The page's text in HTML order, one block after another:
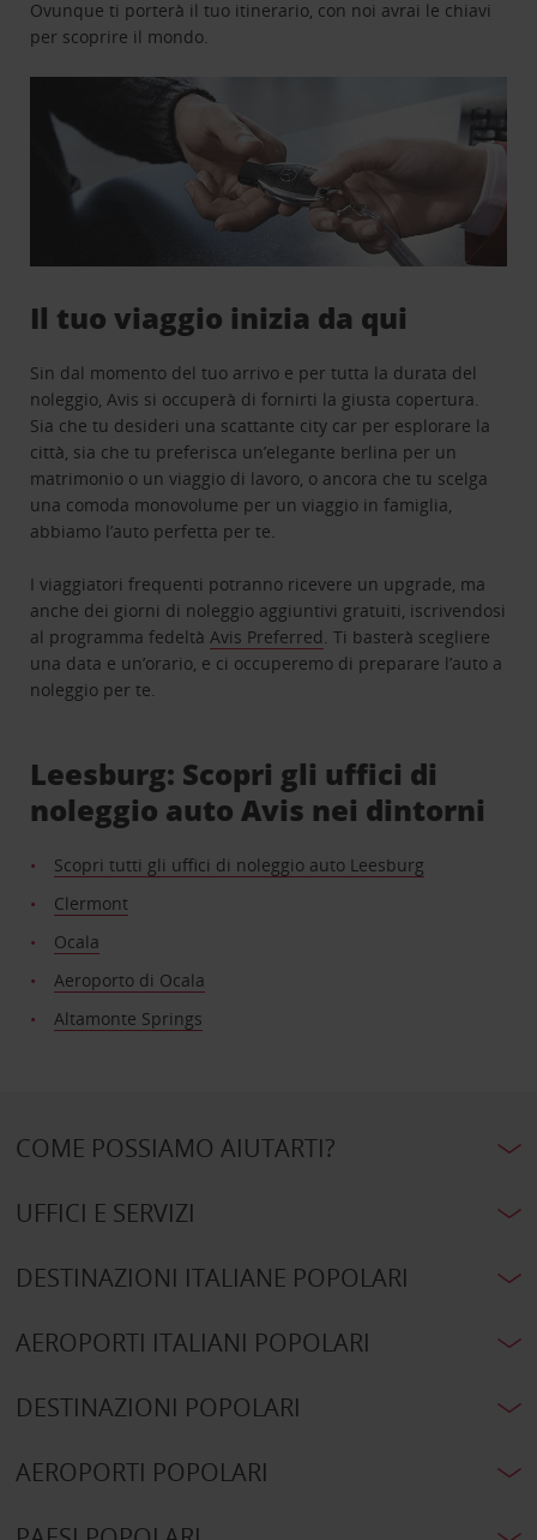
Ovunque ti porterà il tuo itinerario, con noi avrai le chiavi
per scoprire il mondo.
Il tuo viaggio inizia da qui
Sin dal momento del tuo arrivo e per tutta la durata del
noleggio, Avis si occuperà di fornirti la giusta copertura.
Sia che tu desideri una scattante city car per esplorare la
città, sia che tu preferisca un’elegante berlina per un
matrimonio o un viaggio di lavoro, o ancora che tu scelga
una comoda monovolume per un viaggio in famiglia,
abbiamo l’auto perfetta per te.
I viaggiatori frequenti potranno ricevere un upgrade, ma
anche dei giorni di noleggio aggiuntivi gratuiti, iscrivendosi
al programma fedeltàAvis Preferred. Ti basterà scegliere
una data e un’orario, e ci occuperemo di preparare l’auto a
noleggio per te.
Leesburg: Scopri gli uffici di
noleggio auto Avis nei dintorni
Scopri tutti gli uffici di noleggio auto Leesburg
Clermont
Ocala
Aeroporto di Ocala
Altamonte Springs
COME POSSIAMO AIUTARTI?
UFFICI E SERVIZI
DESTINAZIONI ITALIANE POPOLARI
AEROPORTI ITALIANI POPOLARI
DESTINAZIONI POPOLARI
AEROPORTI POPOLARI